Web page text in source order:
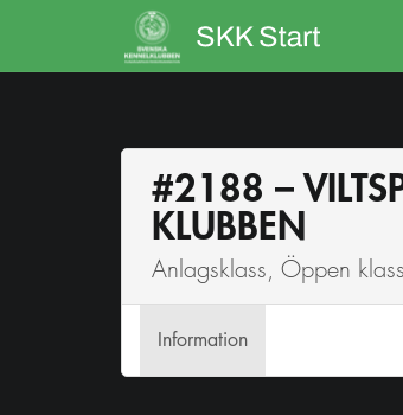
#2188 –
KLUBBEN
Anlagsklass, Öppen
Information